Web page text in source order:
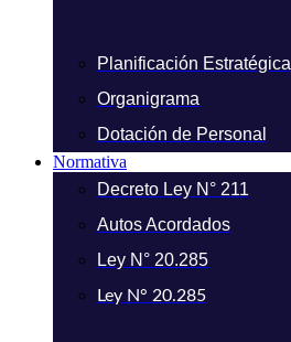
Planificación Estratégica
Organigrama
Dotación de Personal
Normativa
Decreto Ley N° 211
Autos Acordados
Ley N° 20.285
Ley N° 20.285